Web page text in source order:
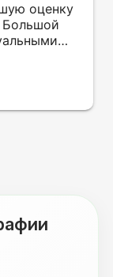
оценку
Большой
принт
не
вопросы.